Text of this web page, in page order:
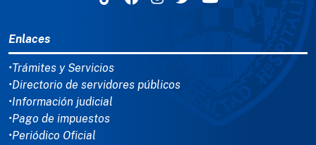
Enlaces
•Trámites y Servicios
•Directorio de servidores públicos
•Información judicial
•Pago de impuestos
•Periódico Oficial